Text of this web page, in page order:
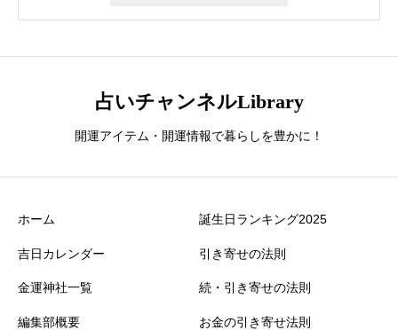
占いチャンネルLibrary
開運アイテム・開運情報で暮らしを豊かに！
ホーム
吉日カレンダー
金運神社一覧
編集部概要
誕生日ランキング2025
引き寄せの法則
続・引き寄せの法則
お金の引き寄せ法則